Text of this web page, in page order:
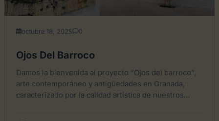
octubre 18, 2025 0
Ojos Del Barroco
Damos la bienvenida al proyecto “Ojos del barroco”,
arte contemporáneo y antigüedades en Granada,
caracterizado por la calidad artística de nuestros